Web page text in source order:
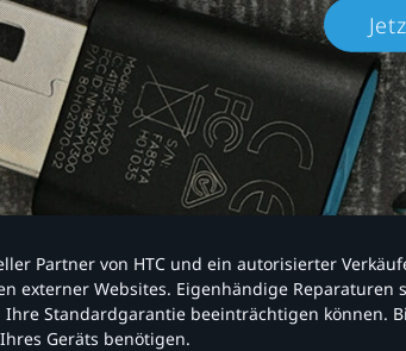
Partner von HTC und ein autorisierter
externer Websites. Eigenhändige
Ihre Standardgarantie beeinträchtigen können.
Geräts benötigen.​